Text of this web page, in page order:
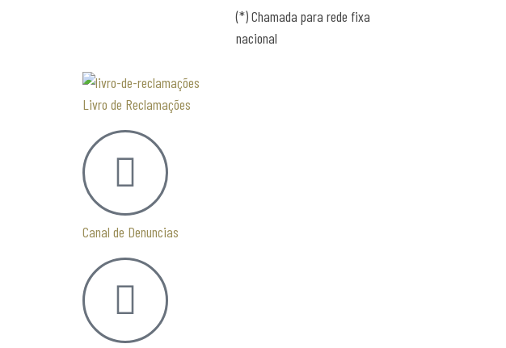
(*) Chamada para rede fixa
nacional
Livro de Reclamações
Canal de Denuncias